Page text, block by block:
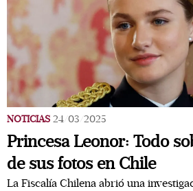
NOTICIAS 24/03/2025
Princesa Leonor: Todo
de sus fotos en Chile
La Fiscalía Chilena abrió una